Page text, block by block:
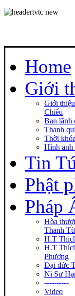
Home
Giới
Giới
Chiếu
Ban lãnh
Thanh
Thời
Hình ảnh
Tin
Phật
Pháp
Hòa
Thanh Từ
H.T
H.T
Phương
Đại đức
Ni Sư
----------
Video